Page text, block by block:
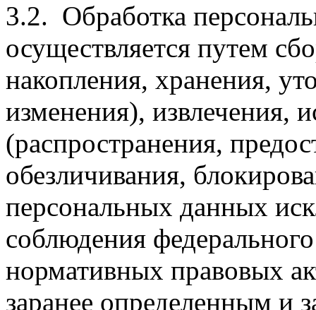
3.2. Обработка
осуществляется путем
накопления, хранения,
изменения), извлечения,
(распространения,
обезличивания,
персональных данных
соблюдения
нормативных правовых
заранее определенным и